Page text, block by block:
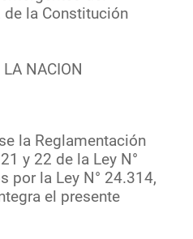
la Constitución
LA NACION
la Reglamentación
y 22 de la Ley N°
por la Ley N° 24.314,
el presente